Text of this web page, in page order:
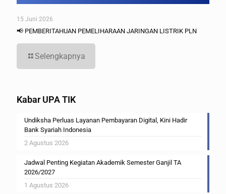
15 Juni 2026
📢 PEMBERITAHUAN PEMELIHARAAN JARINGAN LISTRIK PLN
Selengkapnya
Kabar UPA TIK
Undiksha Perluas Layanan Pembayaran Digital, Kini Hadir
Bank Syariah Indonesia
2 Agustus 2026
Jadwal Penting Kegiatan Akademik Semester Ganjil TA
2026/2027
1 Agustus 2026